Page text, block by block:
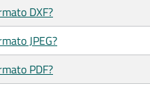
DXF?
JPEG?
PDF?